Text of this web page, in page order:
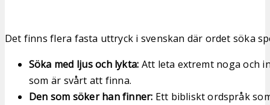
Det finns flera fasta uttryck i svenskan där ordet söka
Söka med ljus och lykta: Att leta extremt noga och
som är svårt att finna.
Den som söker han finner: Ett bibliskt ordspråk